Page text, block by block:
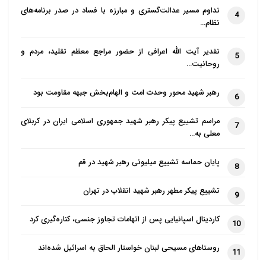
4
تداوم مسیر عدالت‌گستری و مبارزه با فساد در صدر برنامه‌های
نظام…
5
تقدیر آیت الله اعرافی از حضور مراجع معظم تقلید، مردم و
روحانیت…
6 رهبر شهید محور وحدت امت و الهام‌بخش جبهه مقاومت بود
7
مراسم تشییع پیکر رهبر شهید جمهوری اسلامی ایران در کربلای
معلی به…
8 پایان حماسه تشییع میلیونی رهبر شهید در قم
9 تشییع پیکر مطهر رهبر شهید انقلاب در تهران
10 کاردینال اسپانیایی پس از اتهامات تجاوز جنسی، کناره‌گیری کرد
11 روستاهای مسیحی لبنان خواستار الحاق به اسرائیل شده‌اند